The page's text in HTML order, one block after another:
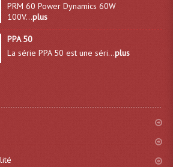
Machines À Brouillard
Flammes Et Cartouche De Gaz
À Etincelles Froides
À Effet Brouillard
À Fumée Lourde
PRM 60 Power Dynamics 60W
100V...plus
PPA 50
La série PPA 50 est une séri...plus